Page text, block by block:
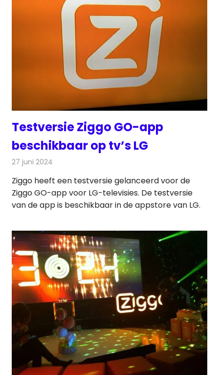
Testversie Ziggo GO-app
beschikbaar op tv’s LG
27 juni 2024
Ziggo heeft een testversie gelanceerd voor de
Ziggo GO-app voor LG-televisies. De testversie
van de app is beschikbaar in de appstore van LG.